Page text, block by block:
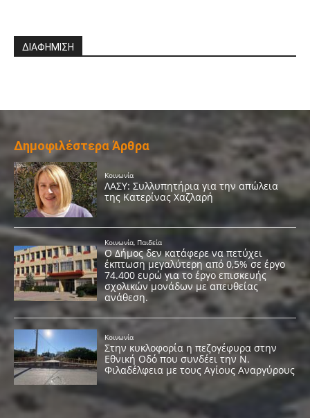
ΔΙΑΦΗΜΙΣΗ
Δημοφιλέστερα Άρθρα